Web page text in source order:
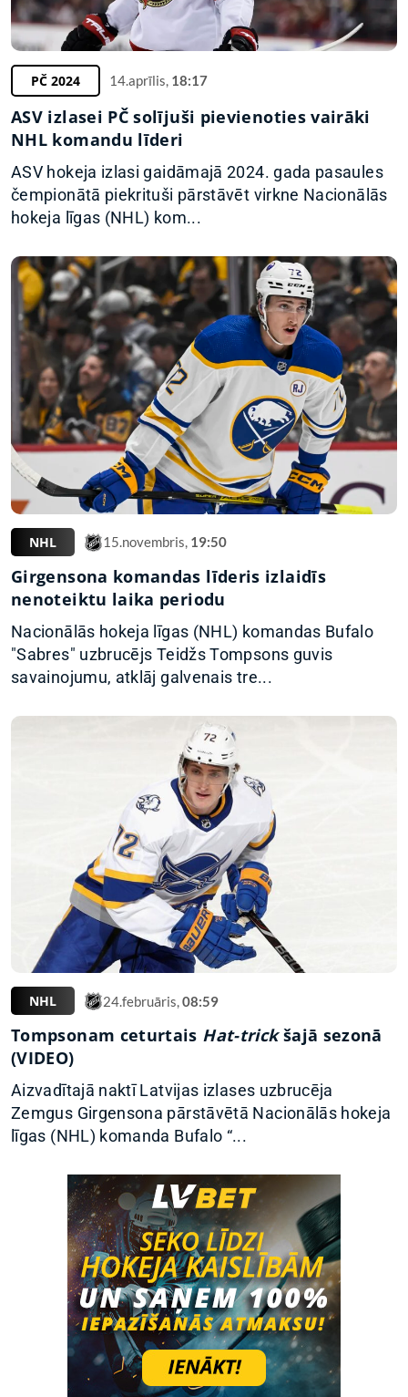
PČ 2024 14.aprīlis, 18:17
ASV izlasei PČ solījuši pievienoties vairāki
NHL komandu līderi
ASV hokeja izlasi gaidāmajā 2024. gada pasaules
čempionātā piekrituši pārstāvēt virkne Nacionālās
hokeja līgas (NHL) kom...
NHL 15.novembris, 19:50
Girgensona komandas līderis izlaidīs
nenoteiktu laika periodu
Nacionālās hokeja līgas (NHL) komandas Bufalo
"Sabres" uzbrucējs Teidžs Tompsons guvis
savainojumu, atklāj galvenais tre...
NHL 24.februāris,08:59
Tompsonam ceturtais Hat-trickšajā sezonā
(VIDEO)
Aizvadītajā naktī Latvijas izlases uzbrucēja
Zemgus Girgensona pārstāvētā Nacionālās hokeja
līgas (NHL) komanda Bufalo “...